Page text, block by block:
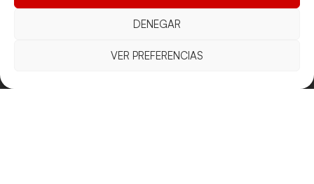
DENEGAR
VER PREFERENCIAS
Competicions
Pista
Transparència